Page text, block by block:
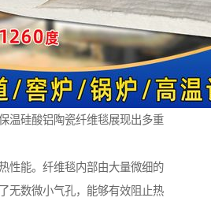
温硅酸铝陶瓷纤维毯展现出多重
性能。纤维毯内部由大量微细的
无数微小气孔，能够有效阻止热